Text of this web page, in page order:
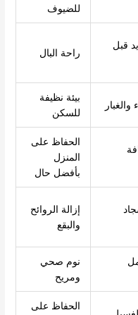
للضيوف
قبل
راحة البال
والغبار
بيئة نظيفة
للسكن
الحفاظ على
المنزل
بأفضل حال
إزالة الروائح
والبقع
نوم صحي
ومريح
الحفاظ على